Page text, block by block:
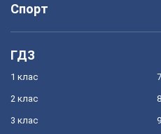
Спорт
ГДЗ
1 клас
2 клас
3 клас